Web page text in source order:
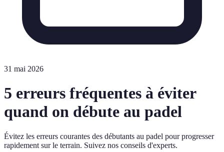
31 mai 2026
5 erreurs fréquentes à éviter
quand on débute au padel
Évitez les erreurs courantes des débutants au padel pour progresser
rapidement sur le terrain. Suivez nos conseils d'experts.